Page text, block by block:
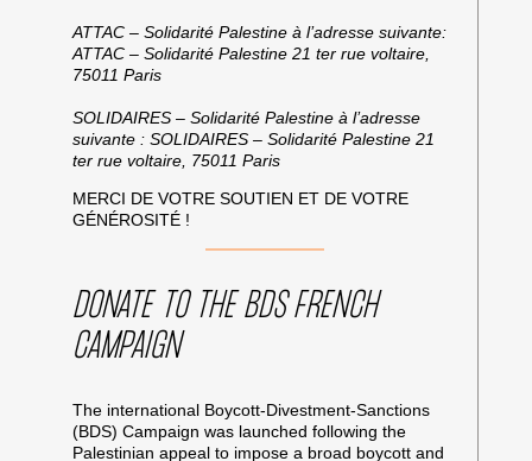
ATTAC – Solidarité Palestine à l’adresse suivante:
ATTAC – Solidarité Palestine 21 ter rue voltaire,
75011 Paris
SOLIDAIRES – Solidarité Palestine à l’adresse
suivante : SOLIDAIRES – Solidarité Palestine 21
ter rue voltaire, 75011 Paris
MERCI DE VOTRE SOUTIEN ET DE VOTRE
GÉNÉROSITÉ !
DONATE TO THE BDS FRENCH
CAMPAIGN
The international Boycott-Divestment-Sanctions
(BDS) Campaign was launched following the
Palestinian appeal to impose a broad boycott and